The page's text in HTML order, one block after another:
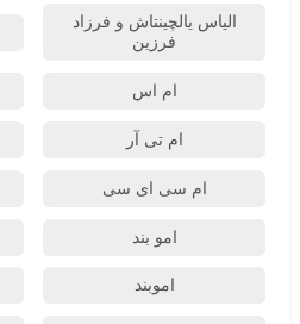
الیاس یالچینتاش و فرزاد
فرزین
ام اس
ام تی آر
ام سی ای سی
امو بند
اموبند